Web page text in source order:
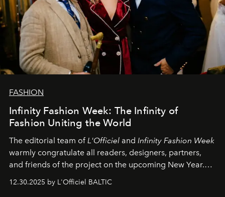
FASHION
Infinity Fashion Week: The Infinity of
Fashion Uniting the World
The editorial team ofL'Officiel and Infinity Fashion Week
warmly congratulate all readers, designers, partners,
and friends of the project on the upcoming New Year.
May 2026 bring growth, inspiration, bold ideas, and new
achievements.
12.30.2025 by L'Officiel BALTIC